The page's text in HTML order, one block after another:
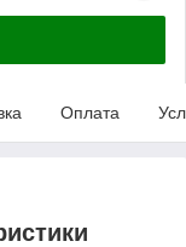
Оплата